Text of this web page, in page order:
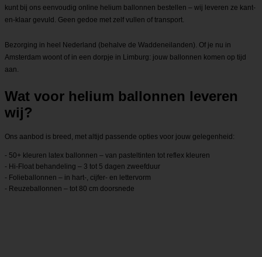
kunt bij ons eenvoudig online helium ballonnen bestellen – wij leveren ze kant-
en-klaar gevuld. Geen gedoe met zelf vullen of transport.
Bezorging in heel Nederland (behalve de Waddeneilanden). Of je nu in
Amsterdam woont of in een dorpje in Limburg: jouw ballonnen komen op tijd
aan.
Wat voor helium ballonnen leveren
wij?
Ons aanbod is breed, met altijd passende opties voor jouw gelegenheid:
- 50+ kleuren latex ballonnen – van pasteltinten tot reflex kleuren
- Hi-Float behandeling – 3 tot 5 dagen zweefduur
- Folieballonnen – in hart-, cijfer- en lettervorm
- Reuzeballonnen – tot 80 cm doorsnede